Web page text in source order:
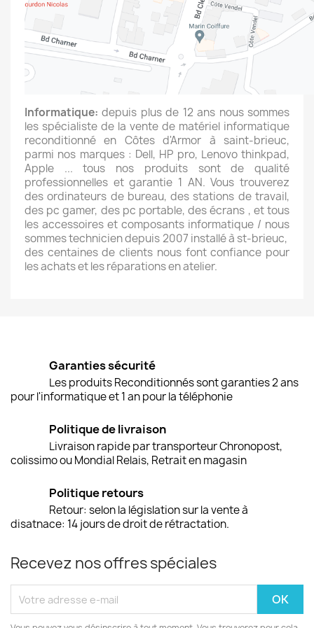
Informatique: depuis plus de 12 ans nous sommes
les spécialiste de la vente de matériel informatique
reconditionné en Côtes d'Armor à saint-brieuc,
parmi nos marques : Dell, HP pro, Lenovo thinkpad,
Apple ... tous nos produits sont de qualité
professionnelles et garantie 1 AN. Vous trouverez
des ordinateurs de bureau, des stations de travail,
des pc gamer, des pc portable, des écrans , et tous
les accessoires et composants informatique / nous
sommes technicien depuis 2007 installé à st-brieuc,
des centaines de clients nous font confiance pour
les achats et les réparations en atelier.
Garanties sécurité
Les produits Reconditionnés sont garanties 2 ans
pour l'informatique et 1 an pour la téléphonie
Politique de livraison
Livraison rapide par transporteur Chronopost,
colissimo ou Mondial Relais, Retrait en magasin
Politique retours
Retour: selon la législation sur la vente à
disatnace: 14 jours de droit de rétractation.
Recevez nos offres spéciales